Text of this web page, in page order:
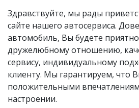
Здравствуйте, мы рады
сайте нашего автосервиса.
автомобиль, Вы будете
дружелюбному отношению,
сервису, индивидуальному
клиенту. Мы гарантируем, что
положительными
настроении.